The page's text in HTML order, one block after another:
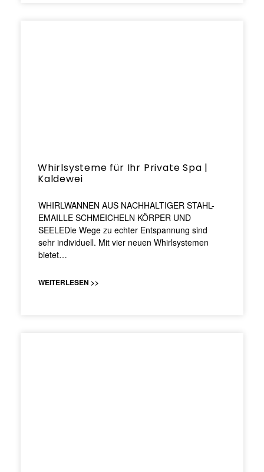
Whirlsysteme für Ihr Private Spa |
Kaldewei
WHIRLWANNEN AUS NACHHALTIGER STAHL-
EMAILLE SCHMEICHELN KÖRPER UND
SEELEDie Wege zu echter Entspannung sind
sehr individuell. Mit vier neuen Whirlsystemen
bietet…
WEITERLESEN >>